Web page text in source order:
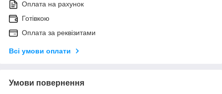
Оплата на рахунок
Готівкою
Оплата за реквізитами
Всі умови оплати
Умови повернення